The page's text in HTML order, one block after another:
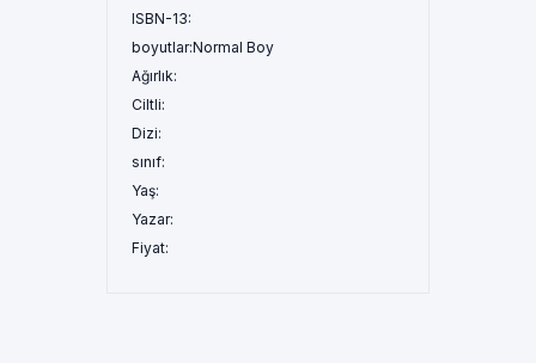
ISBN-13:
boyutlar:Normal Boy
Ağırlık:
Ciltli:
Dizi:
sınıf:
Yaş:
Yazar:
Fiyat: